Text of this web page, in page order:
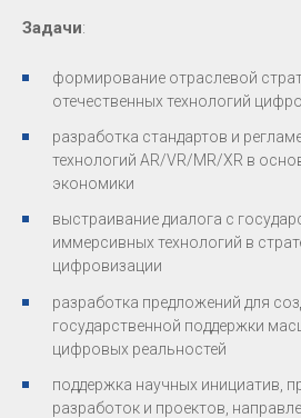
Задачи:
формирование отраслевой
отечественных технологий
разработка стандартов и
технологий AR/VR/MR/XR в
экономики
выстраивание диалога с
иммерсивных технологий в
цифровизации
разработка предложений для
государственной поддержки
цифровых реальностей
поддержка научных инициатив,
разработок и проектов,